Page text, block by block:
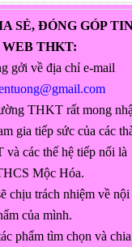
SẺ, ĐÓNG GÓP
THKT:
gởi về địa chỉ e-mail
THKT rất mong
gia tiếp sức của các
các thế hệ tiếp nối là
Mộc Hóa.
chịu trách nhiệm về nội
của mình.
phẩm tìm chọn và chia